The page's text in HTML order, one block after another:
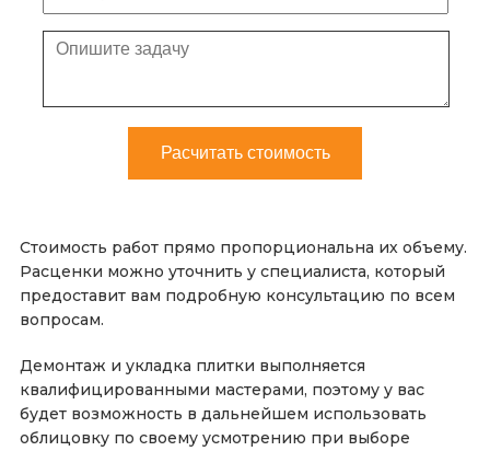
Стоимость работ прямо пропорциональна их объему.
Расценки можно уточнить у специалиста, который
предоставит вам подробную консультацию по всем
вопросам.
Демонтаж и укладка плитки выполняется
квалифицированными мастерами, поэтому у вас
будет возможность в дальнейшем использовать
облицовку по своему усмотрению при выборе